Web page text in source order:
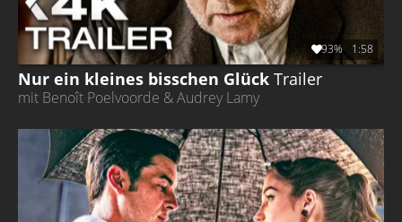
Nur ein kleines bisschen Glück Trailer
mit Benoît Poelvoorde & Audrey Lamy
93% 1:58